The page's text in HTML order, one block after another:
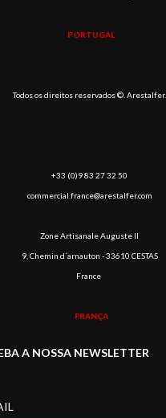
PORTUGAL
Todos os direitos reservados ©. Arestalfer.
+33 (0)9 83 27 32 50
commercial.france@arestalfer.com
Zone Artisanale Auguste II
9, Chemin d´arnauton - 33610 CESTAS
France
FRANÇA
A NOSSA NEWSLETTER